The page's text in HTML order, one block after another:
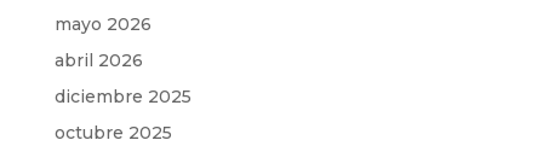
mayo 2026
abril 2026
diciembre 2025
octubre 2025